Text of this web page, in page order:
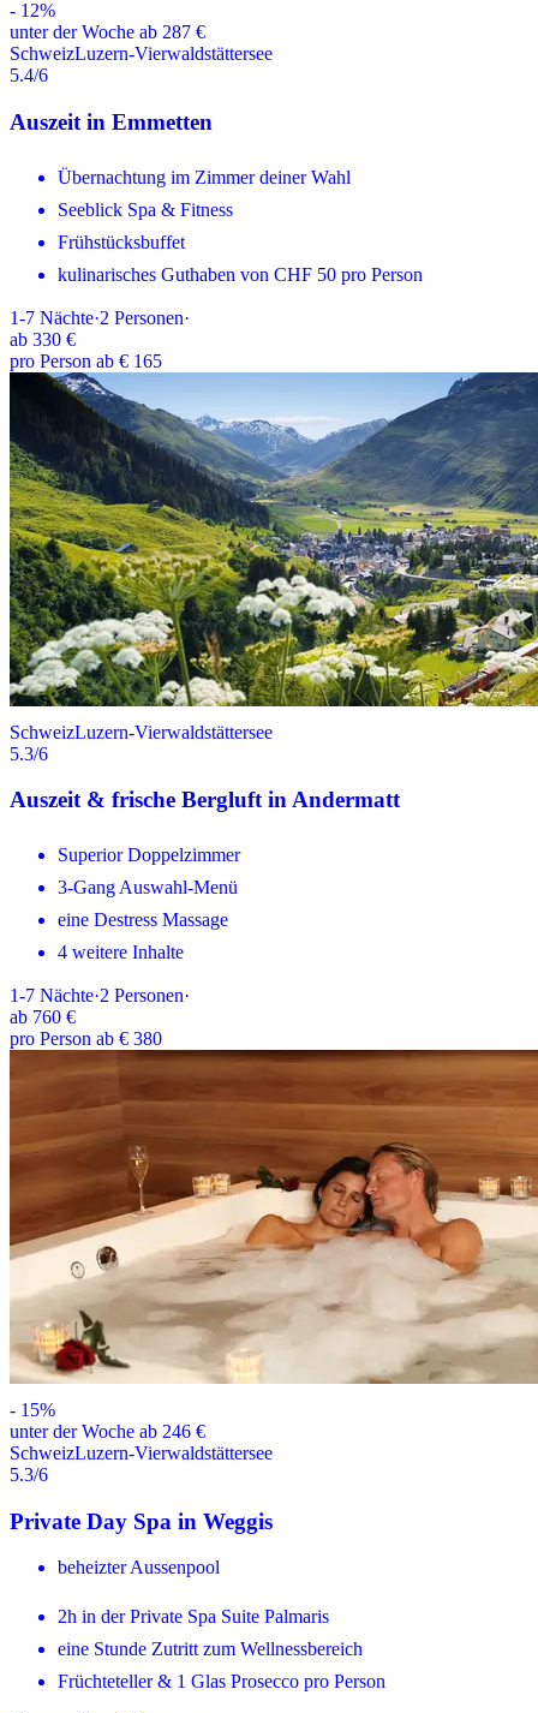
- 12%
unter der Woche ab 287 €
SchweizLuzern-Vierwaldstättersee
5.4/6
Auszeit in Emmetten
Übernachtung im Zimmer deiner Wahl
Seeblick Spa & Fitness
Frühstücksbuffet
kulinarisches Guthaben von CHF 50 pro Person
1-7 Nächte·2 Personen·
ab 330 €
pro Person ab € 165
SchweizLuzern-Vierwaldstättersee
5.3/6
Auszeit & frische Bergluft in Andermatt
Superior Doppelzimmer
3-Gang Auswahl-Menü
eine Destress Massage
4 weitere Inhalte
1-7 Nächte·2 Personen·
ab 760 €
pro Person ab € 380
- 15%
unter der Woche ab 246 €
SchweizLuzern-Vierwaldstättersee
5.3/6
Private Day Spa in Weggis
beheizter Aussenpool
2h in der Private Spa Suite Palmaris
eine Stunde Zutritt zum Wellnessbereich
Früchteteller & 1 Glas Prosecco pro Person